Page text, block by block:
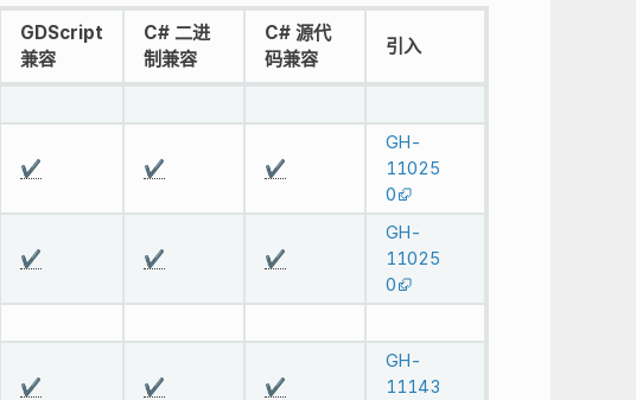
GDScript
兼容
C# 二进
制兼容
C# 源代
码兼容
引入
✔️ ✔️ ✔️
GH-
11025
0
✔️ ✔️ ✔️
GH-
11025
0
✔️ ✔️ ✔️
GH-
11143